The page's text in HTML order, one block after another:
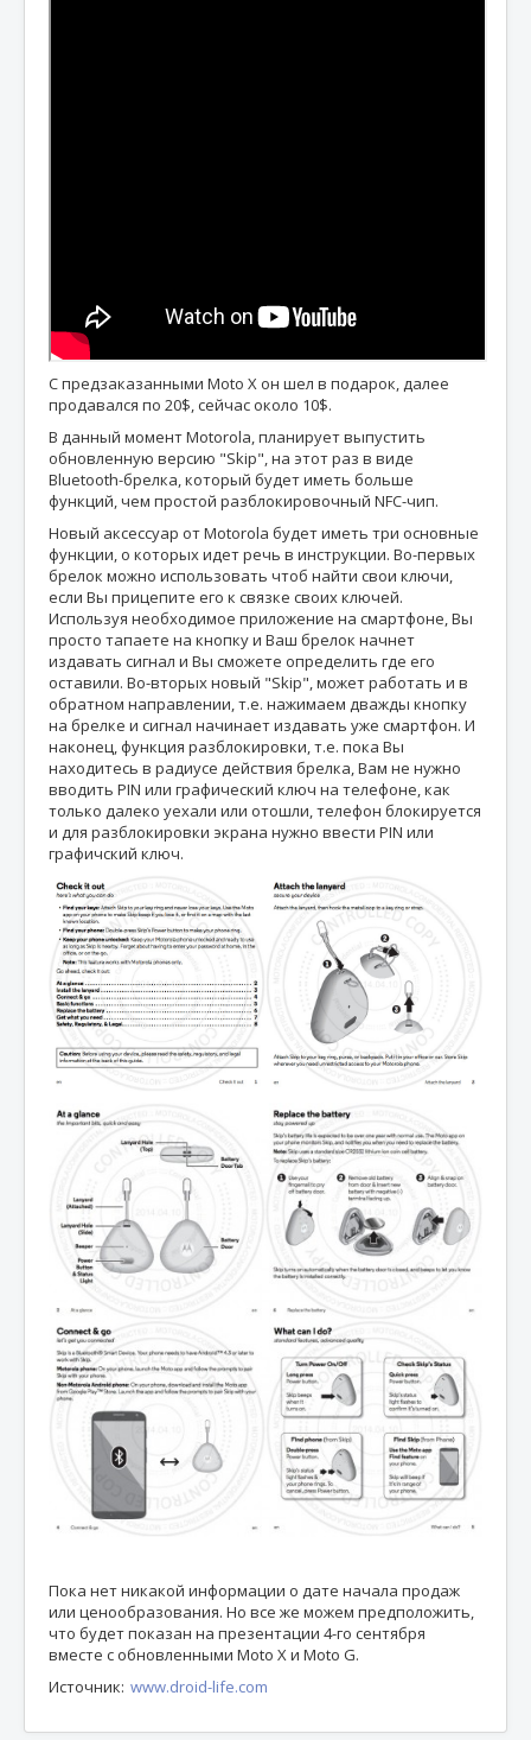
С предзаказанными Moto X он шел в подарок, далее
продавался по 20$, сейчас около 10$.
В данный момент Motorola, планирует выпустить
обновленную версию "Skip", на этот раз в виде
Bluetooth-брелка, который будет иметь больше
функций, чем простой разблокировочный NFC-чип.
Новый аксессуар от Motorola будет иметь три основные
функции, о которых идет речь в инструкции. Во-первых
брелок можно использовать чтоб найти свои ключи,
если Вы прицепите его к связке своих ключей.
Используя необходимое приложение на смартфоне, Вы
просто тапаете на кнопку и Ваш брелок начнет
издавать сигнал и Вы сможете определить где его
оставили. Во-вторых новый "Skip", может работать и в
обратном направлении, т.е. нажимаем дважды кнопку
на брелке и сигнал начинает издавать уже смартфон. И
наконец, функция разблокировки, т.е. пока Вы
находитесь в радиусе действия брелка, Вам не нужно
вводить PIN или графический ключ на телефоне, как
только далеко уехали или отошли, телефон блокируется
и для разблокировки экрана нужно ввести PIN или
графичский ключ.
Пока нет никакой информации о дате начала продаж
или ценообразования. Но все же можем предположить,
что будет показан на презентации 4-го сентября
вместе с обновленными Moto X и Moto G.
Источник: www.droid-life.com